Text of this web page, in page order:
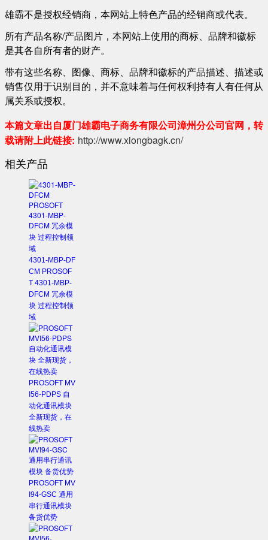
雄霸不是授权经销商，本网站上特色产品的经销商或代表。
所有产品名称/产品图片，本网站上使用的商标、品牌和徽标
是其各自所有者的财产。
带有这些名称、图像、商标、品牌和徽标的产品描述、描述或
销售仅用于识别目的，并不意味着与任何权利持有人有任何从
属关系或授权。
本篇文章出自厦门雄霸电子商务有限公司漳州分公司官网，转
载请附上此链接: http://www.xiongbagk.cn/
相关产品
4301-MBP-DF
CM PROSOF
T 4301-MBP-
DFCM 冗余模
块 过程控制领
域
PROSOFT MV
I56-PDPS 自
动化通讯模块
全新现货，在
线热卖
PROSOFT MV
I94-GSC 通用
串行通讯模块
备货优势